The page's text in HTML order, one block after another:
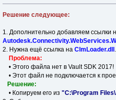
Решение следующее:
1. Дополнительно добавляем ссылки
2. Нужна ещё ссылка наClmLoader.dll.
Проблема:
• Этого файла нет в Vault SDK 2017!
• Этот файл не подключается к
Решение:
• Копируем его из"C:\Program